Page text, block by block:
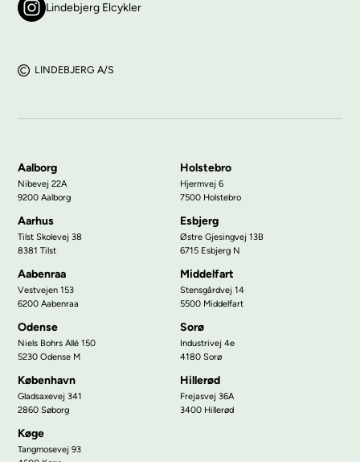
Lindebjerg Elcykler
LINDEBJERG A/S
Aalborg
Nibevej 22A
9200 Aalborg
Holstebro
Hjermvej 6
7500 Holstebro
Aarhus
Tilst Skolevej 38
8381 Tilst
Esbjerg
Østre Gjesingvej 13B
6715 Esbjerg N
Aabenraa
Vestvejen 153
6200 Aabenraa
Middelfart
Stensgårdvej 14
5500 Middelfart
Odense
Niels Bohrs Allé 150
5230 Odense M
Sorø
Industrivej 4e
4180 Sorø
København
Gladsaxevej 341
2860 Søborg
Hillerød
Frejasvej 36A
3400 Hillerød
Køge
Tangmosevej 93